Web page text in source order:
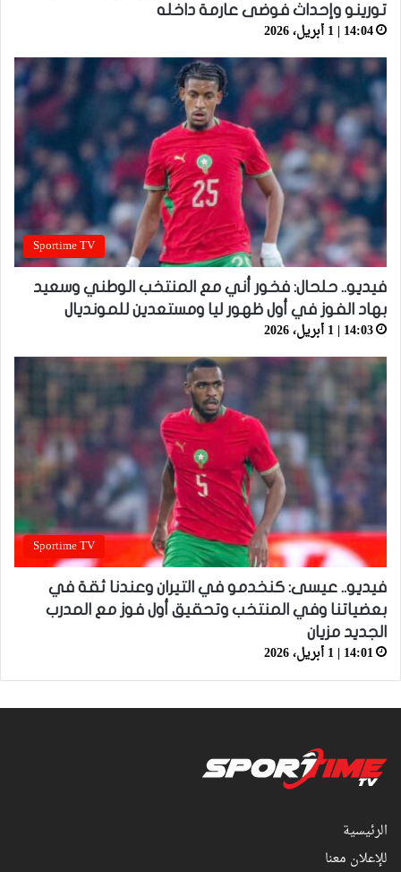
تورينو وإحداث فوضى عارمة داخله
14:04 | 1 أبريل، 2026
Sportime TV
فيديو.. حلحال: فخور أني مع المنتخب الوطني وسعيد
بهاد الفوز في أول ظهور ليا ومستعدين للمونديال
14:03 | 1 أبريل، 2026
Sportime TV
فيديو.. عيسى: كنخدمو في التيران وعندنا ثقة في
بعضياتنا وفي المنتخب وتحقيق أول فوز مع المدرب
الجديد مزيان
14:01 | 1 أبريل، 2026
الرئيسية
للإعلان معنا